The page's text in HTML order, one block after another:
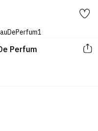
Perfum